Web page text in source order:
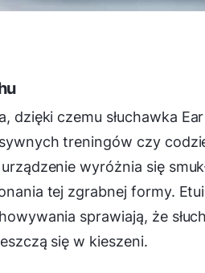
dzięki czemu słuchawka
treningów czy
wyróżnia się
tej zgrabnej formy.
sprawiają, że
się w kieszeni.